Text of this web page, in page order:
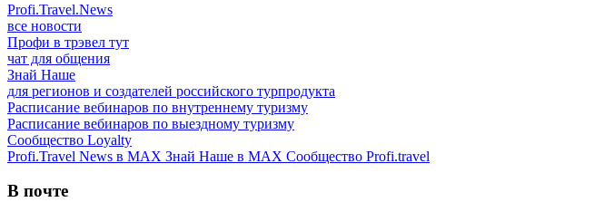
Profi.Travel.News
все новости
Профи в трэвел тут
чат для общения
Знай Наше
для регионов и создателей российского турпродукта
Расписание вебинаров по внутреннему туризму
Расписание вебинаров по выездному туризму
Сообщество Loyalty
Profi.Travel News в MAX Знай Наше в MAX Сообщество Profi.travel
В почте